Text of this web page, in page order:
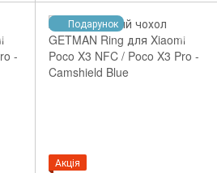
Подарунок
Акція